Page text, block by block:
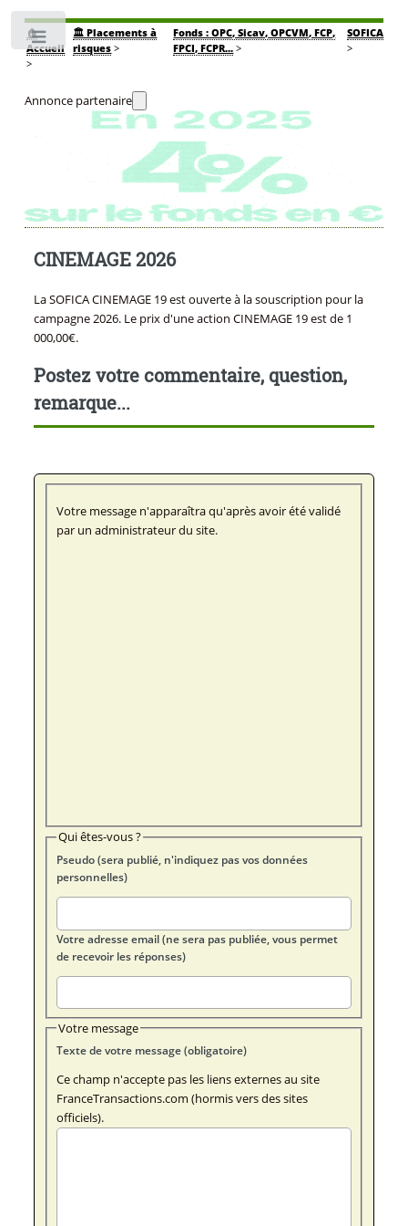
🏠
Accueil
>
🏛️ Placements à
risques >
Fonds : OPC, Sicav, OPCVM, FCP,
FPCI, FCPR... >
SOFICA
>
Annonce partenaire
CINEMAGE 2026
La SOFICA CINEMAGE 19 est ouverte à la souscription pour la
campagne 2026. Le prix d'une action CINEMAGE 19 est de 1
000,00€.
Postez votre commentaire, question,
remarque...
Votre message n'apparaîtra qu'après avoir été validé
par un administrateur du site.
Qui êtes-vous ?
Pseudo (sera publié, n'indiquez pas vos données
personnelles)
Votre adresse email (ne sera pas publiée, vous permet
de recevoir les réponses)
Votre message
Texte de votre message (obligatoire)
Ce champ n'accepte pas les liens externes au site
FranceTransactions.com (hormis vers des sites
officiels).
Toggle